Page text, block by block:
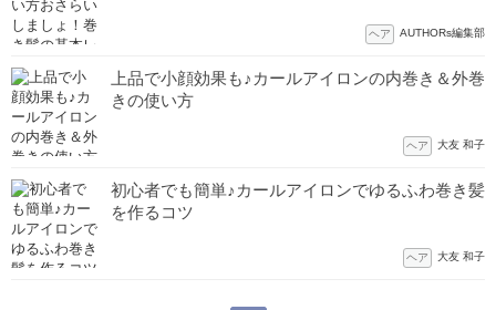
ヘア AUTHORs編集部
上品で小顔効果も♪カールアイロンの内巻き＆外巻
きの使い方
ヘア 大友 和子
初心者でも簡単♪カールアイロンでゆるふわ巻き髪
を作るコツ
ヘア 大友 和子